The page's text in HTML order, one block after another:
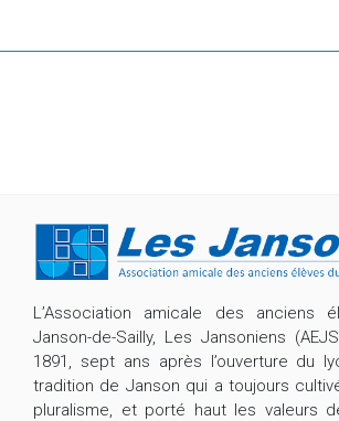
L’Association amicale des anciens
Janson-de-Sailly, Les Jansoniens
1891, sept ans après l’ouverture du
tradition de Janson qui a toujours
pluralisme, et porté haut les valeurs